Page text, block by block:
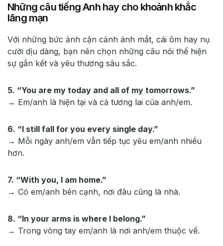
Những câu tiếng Anh hay cho khoảnh khắc
lãng mạn
Với những bức ảnh cận cảnh ánh mắt, cái ôm hay nụ
cười dịu dàng, bạn nên chọn những câu nói thể hiện
sự gắn kết và yêu thương sâu sắc.
5. “You are my today and all of my tomorrows.”
→ Em/anh là hiện tại và cả tương lai của anh/em.
6. “I still fall for you every single day.”
→ Mỗi ngày anh/em vẫn tiếp tục yêu em/anh nhiều
hơn.
7. “With you, I am home.”
→ Có em/anh bên cạnh, nơi đâu cũng là nhà.
8. “In your arms is where I belong.”
→ Trong vòng tay em/anh là nơi anh/em thuộc về.